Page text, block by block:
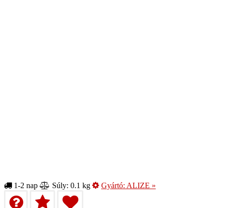
1-2 nap Súly: 0.1 kg Gyártó: ALIZE »